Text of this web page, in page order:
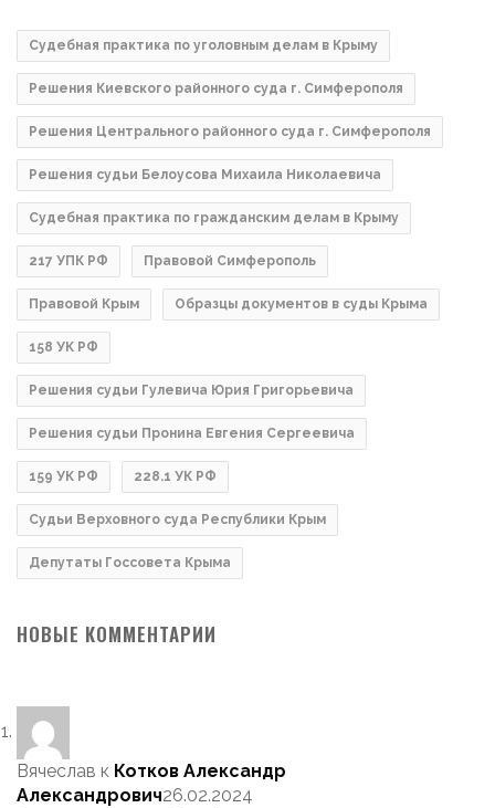
Судебная практика по уголовным делам в Крыму
Решения Киевского районного суда г. Симферополя
Решения Центрального районного суда г. Симферополя
Решения судьи Белоусова Михаила Николаевича
Судебная практика по гражданским делам в Крыму
217 УПК РФ Правовой Симферополь
Правовой Крым Образцы документов в суды Крыма
158 УК РФ
Решения судьи Гулевича Юрия Григорьевича
Решения судьи Пронина Евгения Сергеевича
159 УК РФ 228.1 УК РФ
Судьи Верховного суда Республики Крым
Депутаты Госсовета Крыма
НОВЫЕ КОММЕНТАРИИ
Вячеслав к Котков Александр
Александрович26.02.2024